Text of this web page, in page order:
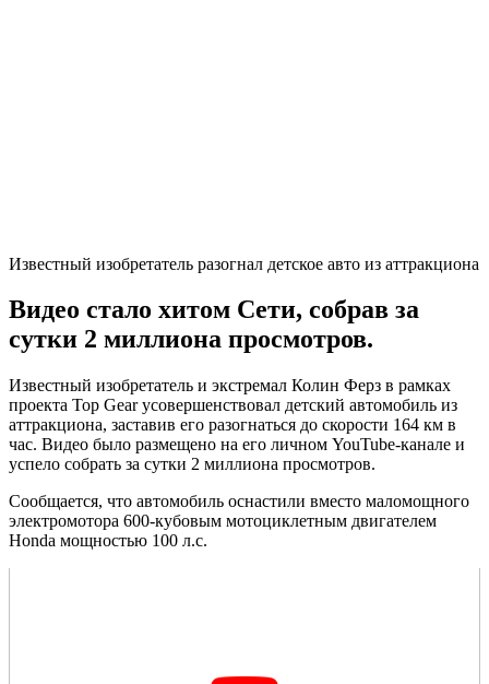
Известный изобретатель разогнал детское авто из аттракциона
Видео стало хитом Сети, собрав за
сутки 2 миллиона просмотров.
Известный изобретатель и экстремал Колин Ферз в рамках
проекта Top Gear усовершенствовал детский автомобиль из
аттракциона, заставив его разогнаться до скорости 164 км в
час. Видео было размещено на его личном YouTube-канале и
успело собрать за сутки 2 миллиона просмотров.
Сообщается, что автомобиль оснастили вместо маломощного
электромотора 600-кубовым мотоциклетным двигателем
Honda мощностью 100 л.с.